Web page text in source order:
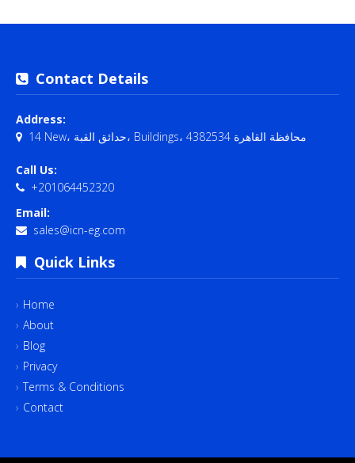
Contact Details
Address:
14 New، حدائق القبة، Buildings، محافظة القاهرة‬ 4382534
Call Us:
+201064452320
Email:
sales@icn-eg.com
Quick Links
Home
About
Blog
Privacy
Terms & Conditions
Contact